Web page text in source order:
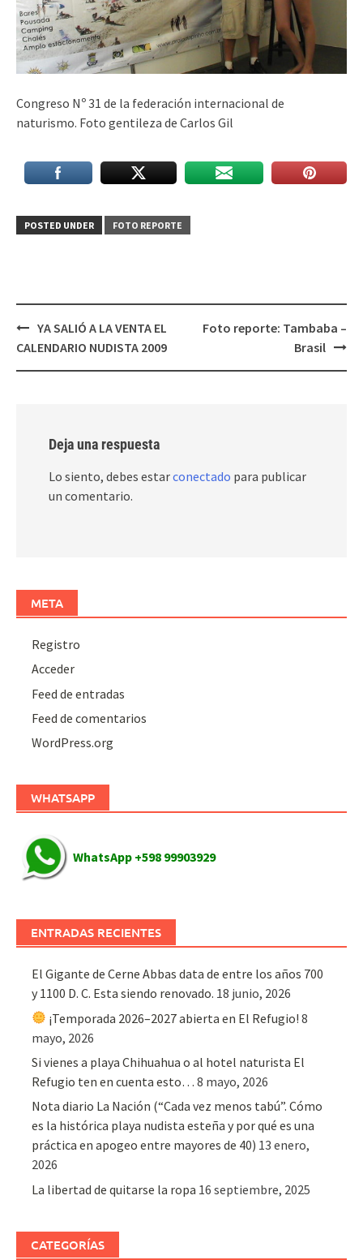
Congreso Nº 31 de la federación internacional de
naturismo. Foto gentileza de Carlos Gil
POSTED UNDER FOTO REPORTE
Post
navigation
YA SALIÓ A LA VENTA EL
CALENDARIO NUDISTA 2009
Foto reporte: Tambaba –
Brasil
Deja una respuesta
Lo siento, debes estarconectado para publicar
un comentario.
META
Registro
Acceder
Feed de entradas
Feed de comentarios
WordPress.org
WHATSAPP
WhatsApp +598 99903929
ENTRADAS RECIENTES
El Gigante de Cerne Abbas data de entre los años 700
y 1100 D. C. Esta siendo renovado. 18 junio, 2026
¡Temporada 2026–2027 abierta en El Refugio! 8
mayo, 2026
Si vienes a playa Chihuahua o al hotel naturista El
Refugio ten en cuenta esto… 8 mayo, 2026
Nota diario La Nación (“Cada vez menos tabú”. Cómo
es la histórica playa nudista esteña y por qué es una
práctica en apogeo entre mayores de 40) 13 enero,
2026
La libertad de quitarse la ropa 16 septiembre, 2025
CATEGORÍAS